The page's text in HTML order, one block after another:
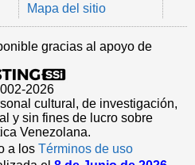
Mapa del sitio
gracias al apoyo de
2026
cultural, de investigación,
y sin fines de lucro sobre
Venezolana.
a los Términos de uso